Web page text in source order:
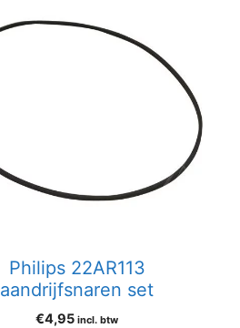
Philips 22AR113
aandrijfsnaren set
€4,95 incl. btw